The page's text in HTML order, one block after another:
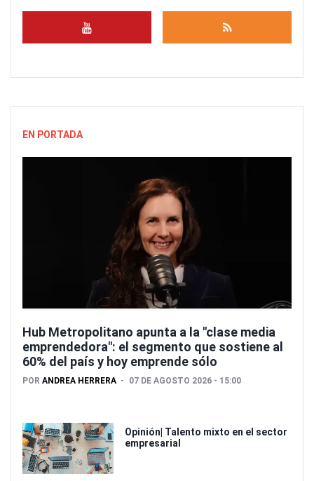
EN PORTADA
Hub Metropolitano apunta a la "clase media
emprendedora": el segmento que sostiene al
60% del país y hoy emprende sólo
POR ANDREA HERRERA 07 DE AGOSTO 2026 - 15:00
Opinión| Talento mixto en el sector
empresarial